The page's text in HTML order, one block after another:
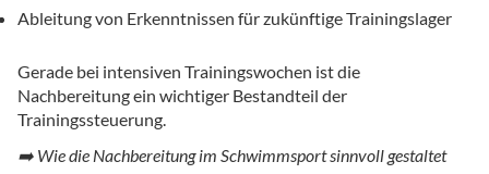
Ableitung von Erkenntnissen für zukünftige Trainingslager
Gerade bei intensiven Trainingswochen ist die
Nachbereitung ein wichtiger Bestandteil der
Trainingssteuerung.
➡️ Wie die Nachbereitung im Schwimmsport sinnvoll gestaltet